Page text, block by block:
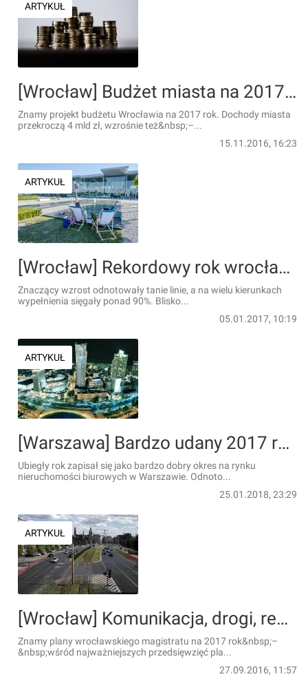
ARTYKUŁ
[Wrocław] Budżet miasta na 2017 rok: wzrośnie deficyt, ale obniżą podatki
Znamy projekt budżetu Wrocławia na 2017 rok. Dochody miasta
przekroczą 4 mld zł, wzrośnie też&nbsp;–...
15.11.2016, 16:23
ARTYKUŁ
[Wrocław] Rekordowy rok wrocławskiego lotniska. A 2017 ma być jeszcze lepszy
Znaczący wzrost odnotowały tanie linie, a na wielu kierunkach
wypełnienia sięgały ponad 90%. Blisko...
05.01.2017, 10:19
ARTYKUŁ
[Warszawa] Bardzo udany 2017 rok na rynku powierzchni biurowych w Warszawie
Ubiegły rok zapisał się jako bardzo dobry okres na rynku
nieruchomości biurowych w Warszawie. Odnoto...
25.01.2018, 23:29
ARTYKUŁ
[Wrocław] Komunikacja, drogi, rewitalizacja i zieleń. Inwestycyjne plany miasta na 2017 rok
Znamy plany wrocławskiego magistratu na 2017 rok&nbsp;–
&nbsp;wśród najważniejszych przedsięwzięć pla...
27.09.2016, 11:57